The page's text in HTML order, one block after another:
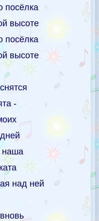
посёлка
высоте
посёлка
высоте
-
наша
над ней